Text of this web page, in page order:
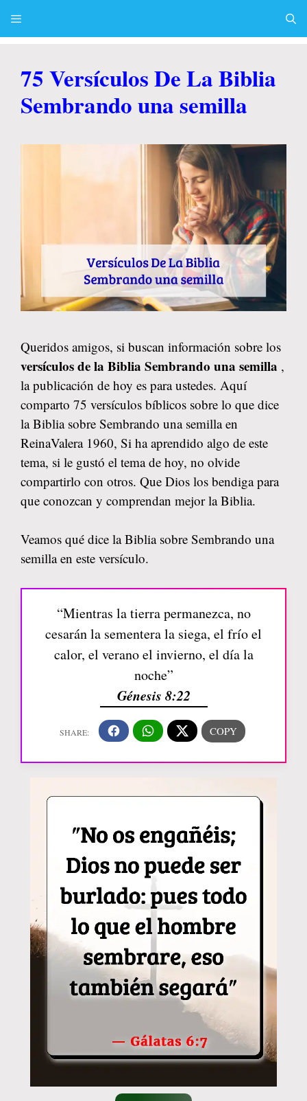
75 Versículos De La Biblia
Sembrando una semilla
Queridos amigos, si buscan información sobre los
versículos de la Biblia Sembrando una semilla ,
la publicación de hoy es para ustedes. Aquí
comparto 75 versículos bíblicos sobre lo que dice
la Biblia sobre Sembrando una semilla en
ReinaValera 1960, Si ha aprendido algo de este
tema, si le gustó el tema de hoy, no olvide
compartirlo con otros. Que Dios los bendiga para
que conozcan y comprendan mejor la Biblia.
Veamos qué dice la Biblia sobre Sembrando una
semilla en este versículo.
“Mientras la tierra permanezca, no
cesarán la sementera la siega, el frío el
calor, el verano el invierno, el día la
noche”
Génesis 8:22